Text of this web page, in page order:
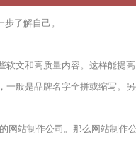
了解自己。
文和高质量内容。这样能提
般是品牌名字全拼或缩写。
站制作公司。那么网站制作